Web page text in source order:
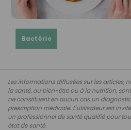
Bactérie
Les informations diffusées sur les articles,
la santé, au bien-être ou à la nutrition,
ne constituent en aucun cas un
prescription médicale. L'utilisateur est
un professionnel de santé qualifié pour
état de santé.